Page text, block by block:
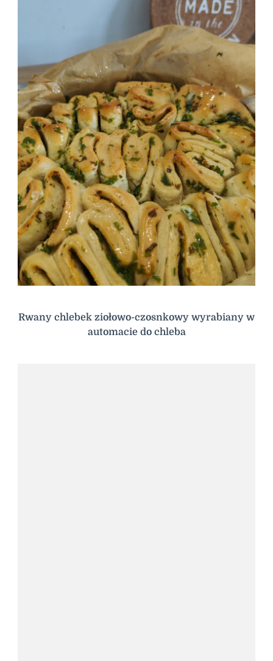
Rwany chlebek ziołowo-czosnkowy wyrabiany w
automacie do chleba